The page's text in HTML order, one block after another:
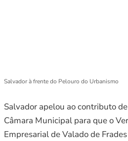
Salvador à frente do Pelouro do Urbanismo
Salvador apelou ao contributo
Câmara Municipal para que o
Empresarial de Valado de